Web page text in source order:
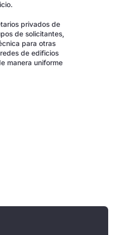
privados de
de solicitantes,
para otras
de edificios
manera uniforme